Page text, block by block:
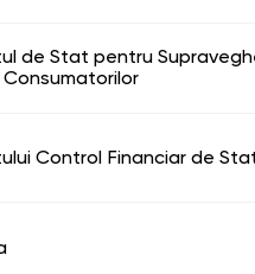
de Stat pentru
Control Financiar de